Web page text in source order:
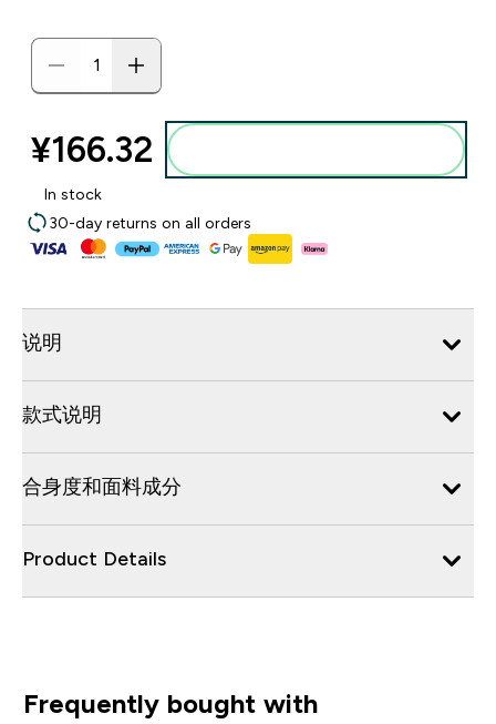
¥166.32‎
In stock
30-day returns on all orders
说明
款式说明
合身度和面料成分
Product Details
Frequently bought with